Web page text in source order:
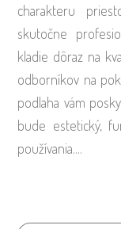
charakteru
skutočne
kladie dôraz na
odborníkov na
podlaha vám
bude estetický,
používania.…